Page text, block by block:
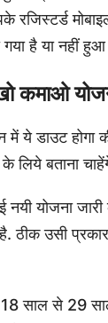
है या नहीं
कमाओ
में ये डाउट
के लिये बताना
नयी योजना
ठीक उसी
18 साल से 29